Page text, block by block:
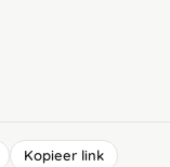
Kopieer link